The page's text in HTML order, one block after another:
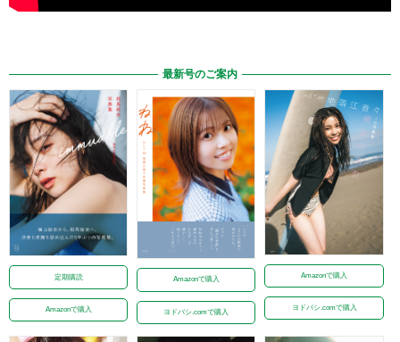
最新号のご案内
定期購読
Amazonで購入
Amazonで購入
ヨドバシ.comで購入
Amazonで購入
ヨドバシ.comで購入